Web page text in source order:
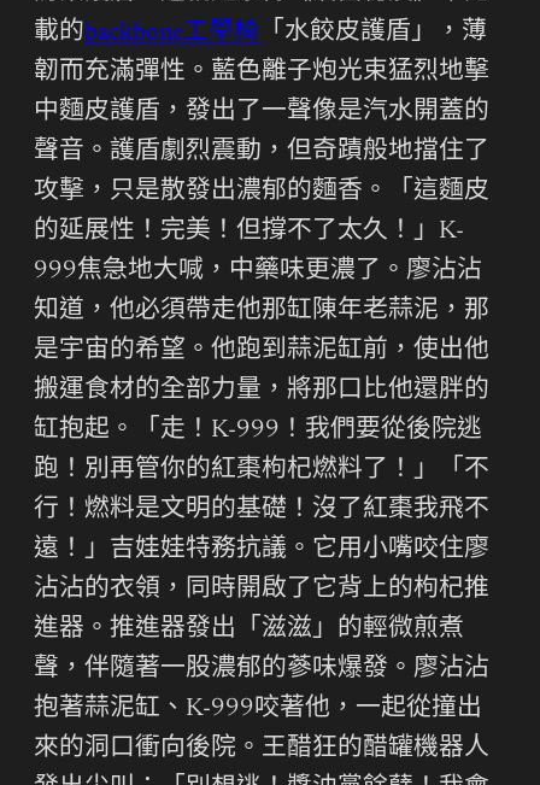
載的backbone工學椅 「水餃皮護盾」，薄
韌而充滿彈性。藍色離子炮光束猛烈地擊
中麵皮護盾，發出了一聲像是汽水開蓋的
聲音。護盾劇烈震動，但奇蹟般地擋住了
攻擊，只是散發出濃郁的麵香。「這麵皮
的延展性！完美！但撐不了太久！」K-
999焦急地大喊，中藥味更濃了。廖沾沾
知道，他必須帶走他那缸陳年老蒜泥，那
是宇宙的希望。他跑到蒜泥缸前，使出他
搬運食材的全部力量，將那口比他還胖的
缸抱起。「走！K-999！我們要從後院逃
跑！別再管你的紅棗枸杞燃料了！」「不
行！燃料是文明的基礎！沒了紅棗我飛不
遠！」吉娃娃特務抗議。它用小嘴咬住廖
沾沾的衣領，同時開啟了它背上的枸杞推
進器。推進器發出「滋滋」的輕微煎煮
聲，伴隨著一股濃郁的蔘味爆發。廖沾沾
抱著蒜泥缸、K-999咬著他，一起從撞出
來的洞口衝向後院。王醋狂的醋罐機器人